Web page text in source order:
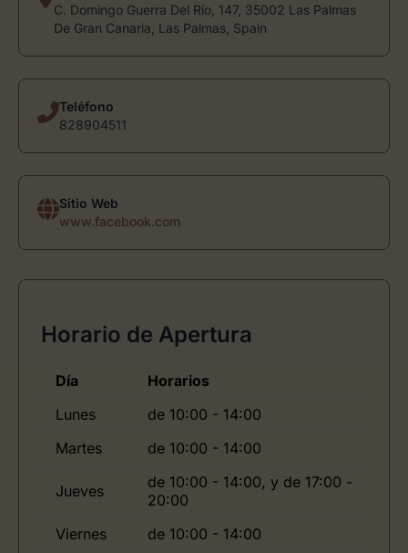
C. Domingo Guerra Del Río, 147, 35002 Las Palmas
De Gran Canaria, Las Palmas, Spain
Teléfono
828904511
Sitio Web
www.facebook.com
Horario de Apertura
Día
Horarios
Lunes
de 10:00 - 14:00
Martes
de 10:00 - 14:00
Jueves
de 10:00 - 14:00, y de 17:00 -
20:00
Viernes
de 10:00 - 14:00